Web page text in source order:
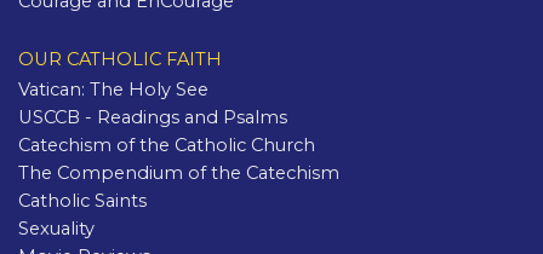
OUR CATHOLIC FAITH
Vatican: The Holy See
USCCB - Readings and Psalms
Catechism of the Catholic Church
The Compendium of the Catechism
Catholic Saints
Sexuality